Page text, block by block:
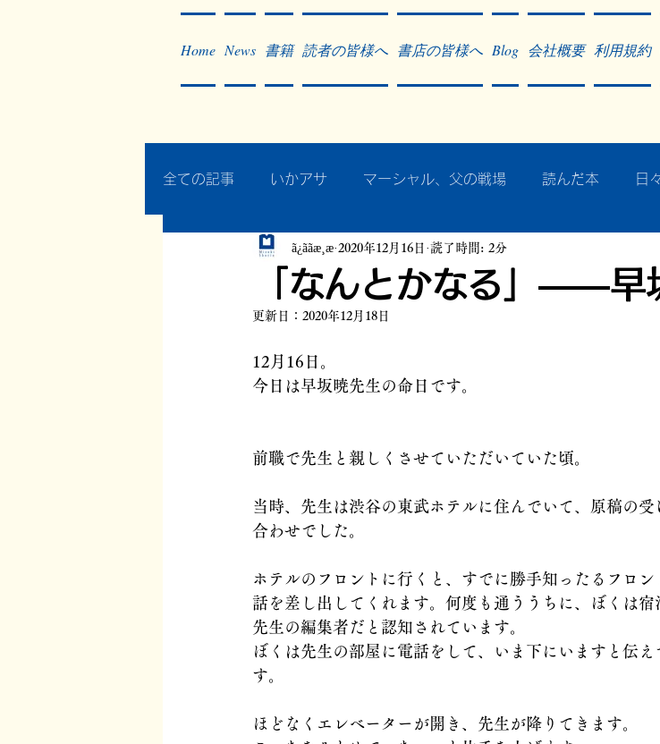
Home News 書籍 読者の皆様へ 書店の皆様へ Blog 会社概要 利用規約
全ての記事 いかアサ マーシャル、父の戦場 読んだ本 日
秘蔵写真200枚でたどるアジア・太平洋戦争
作った本・作っている本
「なんとかなる」――早
ã¿ããæ¸æ 2020年12月16日 読了時間: 2分
更新日： 2020年12月18日
12月16日。
今日は早坂暁先生の命日です。
前職で先生と親しくさせていただいていた頃。
当時、先生は渋谷の東武ホテルに住んでいて、原稿の
合わせでした。
ホテルのフロントに行くと、すでに勝手知ったるフロ
話を差し出してくれます。何度も通ううちに、ぼくは
先生の編集者だと認知されています。
ぼくは先生の部屋に電話をして、いま下にいますと伝
す。
ほどなくエレベーターが開き、先生が降りてきます。